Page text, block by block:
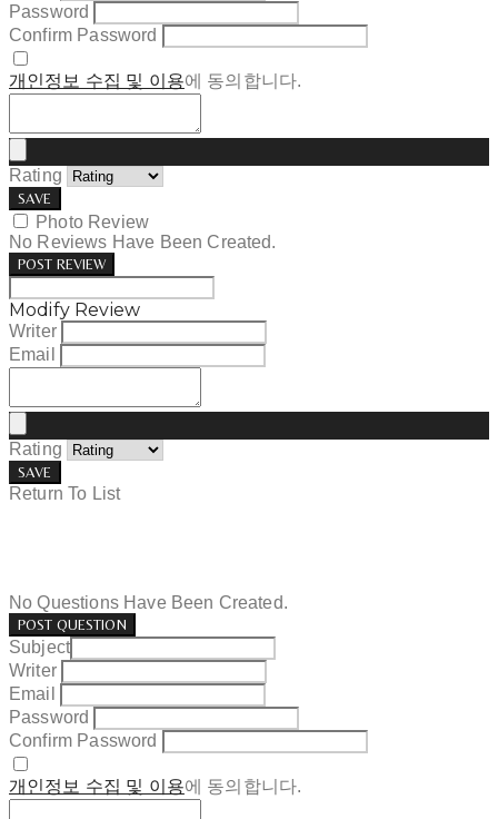
Password
Confirm Password
개인정보 수집 및 이용에 동의합니다.
Rating
SAVE
Photo Review
No Reviews Have Been Created.
POST REVIEW
Modify Review
Writer
Email
Rating
SAVE
Return To List
No Questions Have Been Created.
POST QUESTION
Subject
Writer
Email
Password
Confirm Password
개인정보 수집 및 이용에 동의합니다.